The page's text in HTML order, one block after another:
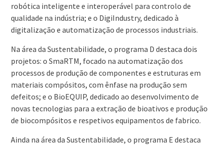
robótica inteligente e interoperável para controlo de
qualidade na indústria; e o DigiIndustry, dedicado à
digitalização e automatização de processos industriais.
Na área da Sustentabilidade, o programa D destaca dois
projetos: o SmaRTM, focado na automatização dos
processos de produção de componentes e estruturas em
materiais compósitos, com ênfase na produção sem
defeitos; e o BioEQUIP, dedicado ao desenvolvimento de
novas tecnologias para a extração de bioativos e produção
de biocompósitos e respetivos equipamentos de fabrico.
Ainda na área da Sustentabilidade, o programa E destaca